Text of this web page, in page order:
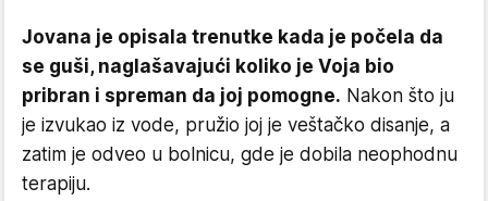
Jovana je opisala trenutke kada je počela da
se guši, naglašavajući koliko je Voja bio
pribran i spreman da joj pomogne. Nakon što ju
je izvukao iz vode, pružio joj je veštačko disanje, a
zatim je odveo u bolnicu, gde je dobila neophodnu
terapiju.